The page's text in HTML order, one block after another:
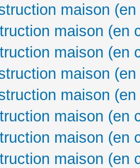
maison
maison (en
maison (en
maison
maison
maison (en
maison (en
maison (en